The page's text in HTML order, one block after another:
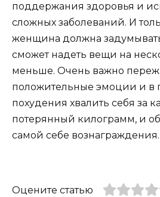
поддержания здоровья и
сложных заболеваний. И
женщина должна
сможет надеть вещи на
меньше. Очень важно
положительные эмоции и в
похудения хвалить себя за
потерянный килограмм, и
самой себе вознаграждения.
Оцените статью